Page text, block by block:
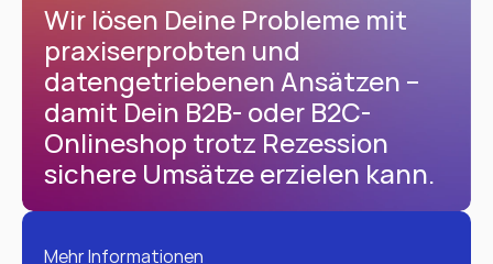
Wir lösen Deine Probleme mit
praxiserprobten und
datengetriebenen Ansätzen –
damit Dein B2B- oder B2C-
Onlineshop trotz Rezession
sichere Umsätze erzielen kann.
Mehr Informationen